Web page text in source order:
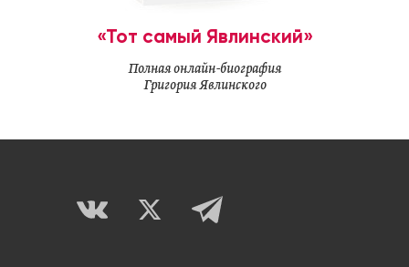
«Тот самый Явлинский»
Полная онлайн-биография
Григория Явлинского